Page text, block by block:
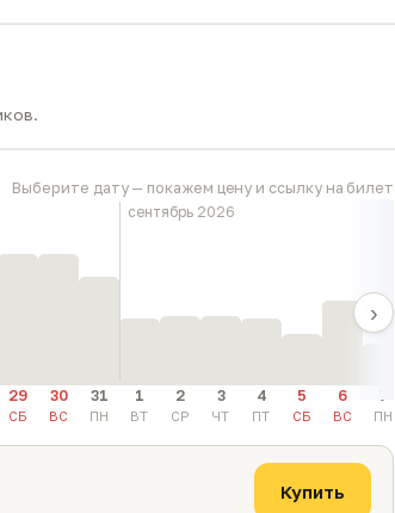
Выберите дату — покажем цену и ссылку на билет
›
29
СБ
30
ВС
31
ПН
сентябрь 2026
1
ВТ
2
СР
3
ЧТ
4
ПТ
5
СБ
6
ВС
7
ПН
Купить